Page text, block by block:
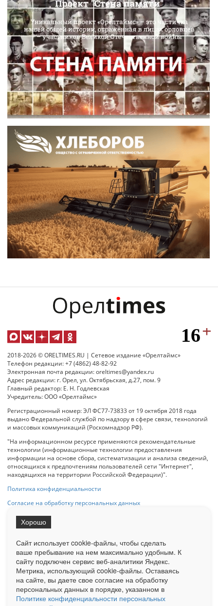
2018-2026 © ORELTIMES.RU | Сетевое издание «Орелтаймс»
Телефон редакции: +7 (4862) 48-82-92
Электронная почта редакции: oreltimes@yandex.ru
Адрес редакции: г. Орел, ул. Октябрьская, д.27, пом. 9
Главный редактор: Е. Н. Годлевская
Учредитель: ООО «Орелтаймс»
Регистрационный номер: ЭЛ ФС77-73833 от 19 октября 2018 года
выдано Федеральной службой по надзору в сфере связи, технологий
и массовых коммуникаций (Роскомнадзор РФ).
"На информационном ресурсе применяются рекомендательные
технологии (информационные технологии предоставления
информации на основе сбора, систематизации и анализа сведений,
относящихся к предпочтениям пользователей сети "Интернет",
находящихся на территории Российской Федерации)".
Политика конфиденциальности
Согласие на обработку персональных данных
При использовании любого материала с данного сайта гипер-ссылка
на Сетевое издание «ОрелТаймс» обязательна.
Ограниченная статистика посещаемости доступна на сайте
Liveinternet.ru . Подробная статистика для рекламодателей по запросу
у менеджера.
Реклама Документы О нас Контакты
Сайт использует cookie-файлы, чтобы сделать
ваше пребывание на нем максимально удобным. К
cайту подключен сервис веб-аналитики Яндекс.
Метрика, использующий cookie-файлы. Оставаясь
на сайте, вы даете свое согласие на обработку
персональных данных в порядке, указанном в
Политике конфиденциальности персональных
Хорошо